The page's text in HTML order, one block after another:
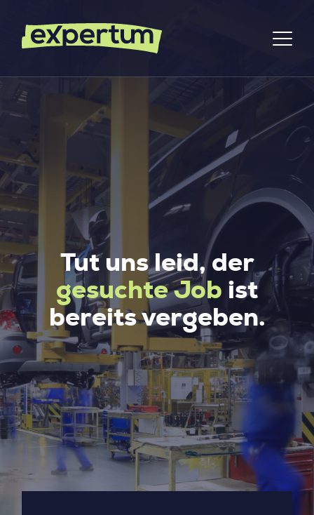
Tut uns leid, der
gesuchte Job ist
bereits vergeben.